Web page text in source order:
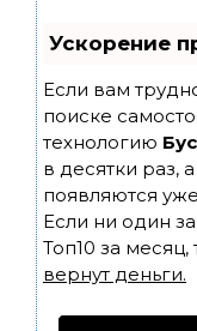
Ускорение
Если вам
поиске
технологию
в десятки раз,
появляются
Если ни один
Топ10 за месяц,
вернут деньги.